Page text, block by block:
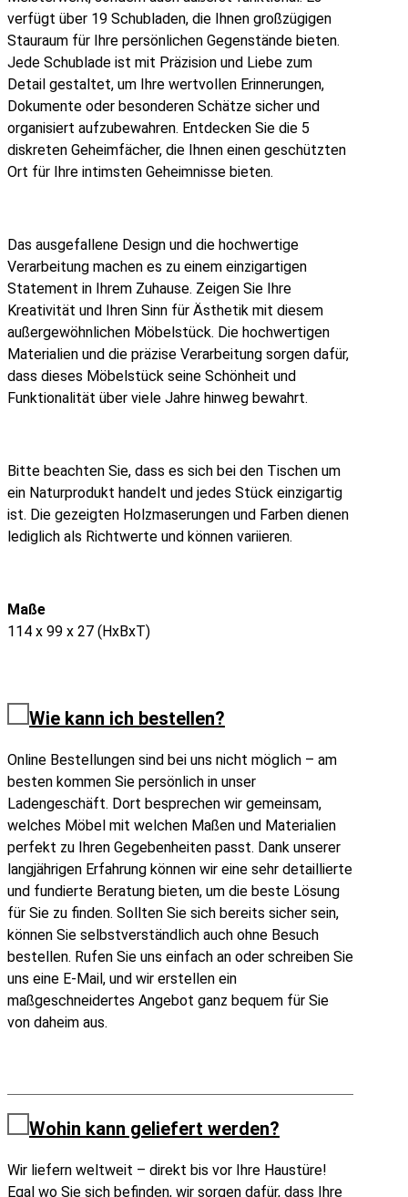
verfügt über 19 Schubladen, die Ihnen großzügigen
Stauraum für Ihre persönlichen Gegenstände bieten.
Jede Schublade ist mit Präzision und Liebe zum
Detail gestaltet, um Ihre wertvollen Erinnerungen,
Dokumente oder besonderen Schätze sicher und
organisiert aufzubewahren. Entdecken Sie die 5
diskreten Geheimfächer, die Ihnen einen geschützten
Ort für Ihre intimsten Geheimnisse bieten.
Das ausgefallene Design und die hochwertige
Verarbeitung machen es zu einem einzigartigen
Statement in Ihrem Zuhause. Zeigen Sie Ihre
Kreativität und Ihren Sinn für Ästhetik mit diesem
außergewöhnlichen Möbelstück. Die hochwertigen
Materialien und die präzise Verarbeitung sorgen dafür,
dass dieses Möbelstück seine Schönheit und
Funktionalität über viele Jahre hinweg bewahrt.
Bitte beachten Sie, dass es sich bei den Tischen um
ein Naturprodukt handelt und jedes Stück einzigartig
ist. Die gezeigten Holzmaserungen und Farben dienen
lediglich als Richtwerte und können variieren.
Maße
114 x 99 x 27 (HxBxT)
Wie kann ich bestellen?
Online Bestellungen sind bei uns nicht möglich – am
besten kommen Sie persönlich in unser
Ladengeschäft. Dort besprechen wir gemeinsam,
welches Möbel mit welchen Maßen und Materialien
perfekt zu Ihren Gegebenheiten passt. Dank unserer
langjährigen Erfahrung können wir eine sehr detaillierte
und fundierte Beratung bieten, um die beste Lösung
für Sie zu finden. Sollten Sie sich bereits sicher sein,
können Sie selbstverständlich auch ohne Besuch
bestellen. Rufen Sie uns einfach an oder schreiben Sie
uns eine E-Mail, und wir erstellen ein
maßgeschneidertes Angebot ganz bequem für Sie
von daheim aus.
Wohin kann geliefert werden?
Wir liefern weltweit – direkt bis vor Ihre Haustüre!
Egal wo Sie sich befinden, wir sorgen dafür, dass Ihre